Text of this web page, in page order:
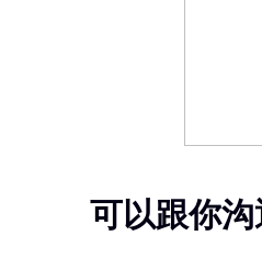
可以跟你